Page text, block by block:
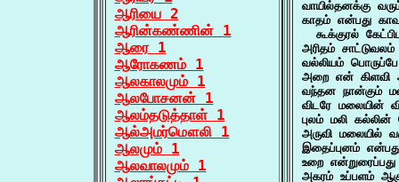
ஆரியை 2
ஆரின்கண்ணின் 1
ஆரை 1
ஆரோகணம் 1
ஆலகாலமும் 1
ஆலபோசனன் 1
ஆலம்தடுத்தாள் 1
ஆல்அமர்மௌலி 1
ஆலமும் 1
ஆலவாலமும் 1
வாயில்தனக்கு
காதம் என்பது
கூக்குரல்
அரிதம்
வல்லியம்
அறை என்
வந்தன நான்கும்
விடரே மலையின்
புலம் மலி
அருவி மலையில்
இதைப்புனம்
உறை
அகரம் உப்பளம்